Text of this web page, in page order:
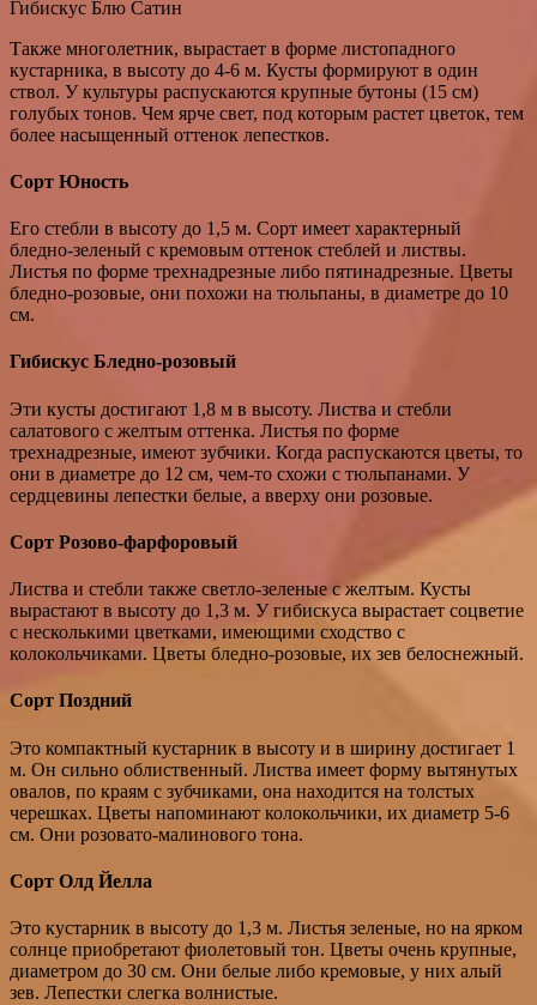
Гибискус Блю Сатин
Также многолетник, вырастает в форме листопадного
кустарника, в высоту до 4-6 м. Кусты формируют в один
ствол. У культуры распускаются крупные бутоны (15 см)
голубых тонов. Чем ярче свет, под которым растет цветок, тем
более насыщенный оттенок лепестков.
Сорт Юность
Его стебли в высоту до 1,5 м. Сорт имеет характерный
бледно-зеленый с кремовым оттенок стеблей и листвы.
Листья по форме трехнадрезные либо пятинадрезные. Цветы
бледно-розовые, они похожи на тюльпаны, в диаметре до 10
см.
Гибискус Бледно-розовый
Эти кусты достигают 1,8 м в высоту. Листва и стебли
салатового с желтым оттенка. Листья по форме
трехнадрезные, имеют зубчики. Когда распускаются цветы, то
они в диаметре до 12 см, чем-то схожи с тюльпанами. У
сердцевины лепестки белые, а вверху они розовые.
Сорт Розово-фарфоровый
Листва и стебли также светло-зеленые с желтым. Кусты
вырастают в высоту до 1,3 м. У гибискуса вырастает соцветие
с несколькими цветками, имеющими сходство с
колокольчиками. Цветы бледно-розовые, их зев белоснежный.
Сорт Поздний
Это компактный кустарник в высоту и в ширину достигает 1
м. Он сильно облиственный. Листва имеет форму вытянутых
овалов, по краям с зубчиками, она находится на толстых
черешках. Цветы напоминают колокольчики, их диаметр 5-6
см. Они розовато-малинового тона.
Сорт Олд Йелла
Это кустарник в высоту до 1,3 м. Листья зеленые, но на ярком
солнце приобретают фиолетовый тон. Цветы очень крупные,
диаметром до 30 см. Они белые либо кремовые, у них алый
зев. Лепестки слегка волнистые.